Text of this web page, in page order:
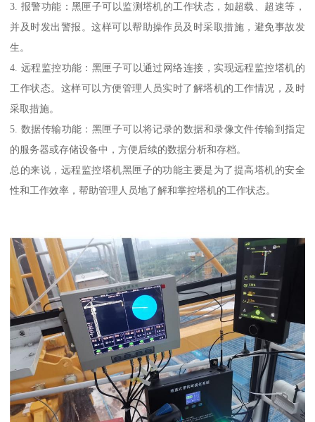
3. 报警功能：黑匣子可以监测塔机的工作状态，如超载、超速等，
并及时发出警报。这样可以帮助操作员及时采取措施，避免事故发
生。
4. 远程监控功能：黑匣子可以通过网络连接，实现远程监控塔机的
工作状态。这样可以方便管理人员实时了解塔机的工作情况，及时
采取措施。
5. 数据传输功能：黑匣子可以将记录的数据和录像文件传输到指定
的服务器或存储设备中，方便后续的数据分析和存档。
总的来说，远程监控塔机黑匣子的功能主要是为了提高塔机的安全
性和工作效率，帮助管理人员地了解和掌控塔机的工作状态。